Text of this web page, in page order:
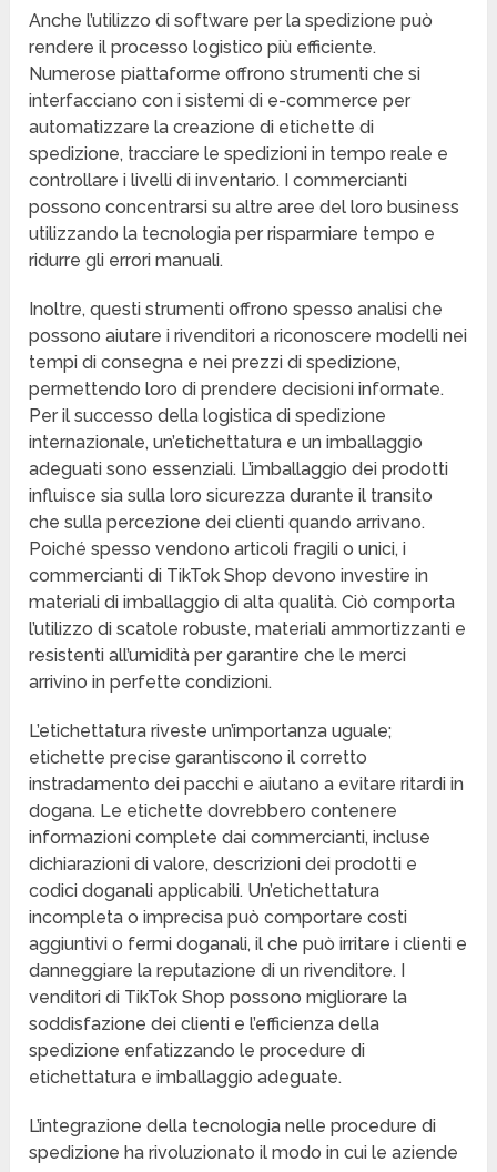
Anche l’utilizzo di software per la spedizione può
rendere il processo logistico più efficiente.
Numerose piattaforme offrono strumenti che si
interfacciano con i sistemi di e-commerce per
automatizzare la creazione di etichette di
spedizione, tracciare le spedizioni in tempo reale e
controllare i livelli di inventario. I commercianti
possono concentrarsi su altre aree del loro business
utilizzando la tecnologia per risparmiare tempo e
ridurre gli errori manuali.
Inoltre, questi strumenti offrono spesso analisi che
possono aiutare i rivenditori a riconoscere modelli nei
tempi di consegna e nei prezzi di spedizione,
permettendo loro di prendere decisioni informate.
Per il successo della logistica di spedizione
internazionale, un’etichettatura e un imballaggio
adeguati sono essenziali. L’imballaggio dei prodotti
influisce sia sulla loro sicurezza durante il transito
che sulla percezione dei clienti quando arrivano.
Poiché spesso vendono articoli fragili o unici, i
commercianti di TikTok Shop devono investire in
materiali di imballaggio di alta qualità. Ciò comporta
l’utilizzo di scatole robuste, materiali ammortizzanti e
resistenti all’umidità per garantire che le merci
arrivino in perfette condizioni.
L’etichettatura riveste un’importanza uguale;
etichette precise garantiscono il corretto
instradamento dei pacchi e aiutano a evitare ritardi in
dogana. Le etichette dovrebbero contenere
informazioni complete dai commercianti, incluse
dichiarazioni di valore, descrizioni dei prodotti e
codici doganali applicabili. Un’etichettatura
incompleta o imprecisa può comportare costi
aggiuntivi o fermi doganali, il che può irritare i clienti e
danneggiare la reputazione di un rivenditore. I
venditori di TikTok Shop possono migliorare la
soddisfazione dei clienti e l’efficienza della
spedizione enfatizzando le procedure di
etichettatura e imballaggio adeguate.
L’integrazione della tecnologia nelle procedure di
spedizione ha rivoluzionato il modo in cui le aziende